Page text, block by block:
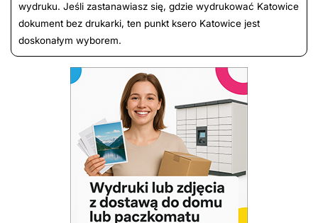
wydruku. Jeśli zastanawiasz się, gdzie wydrukować Katowice
dokument bez drukarki, ten punkt ksero Katowice jest
doskonałym wyborem.